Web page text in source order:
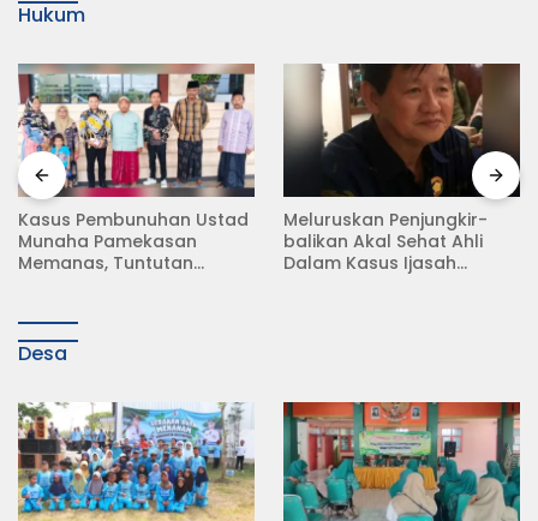
Hukum
Meluruskan Penjungkir-
balikan Akal Sehat Ahli
Dalam Kasus Ijasah
Rampas Motor Tanpa
Surat Resmi, Modus Baru
Debt Collector di Jalan
Desa